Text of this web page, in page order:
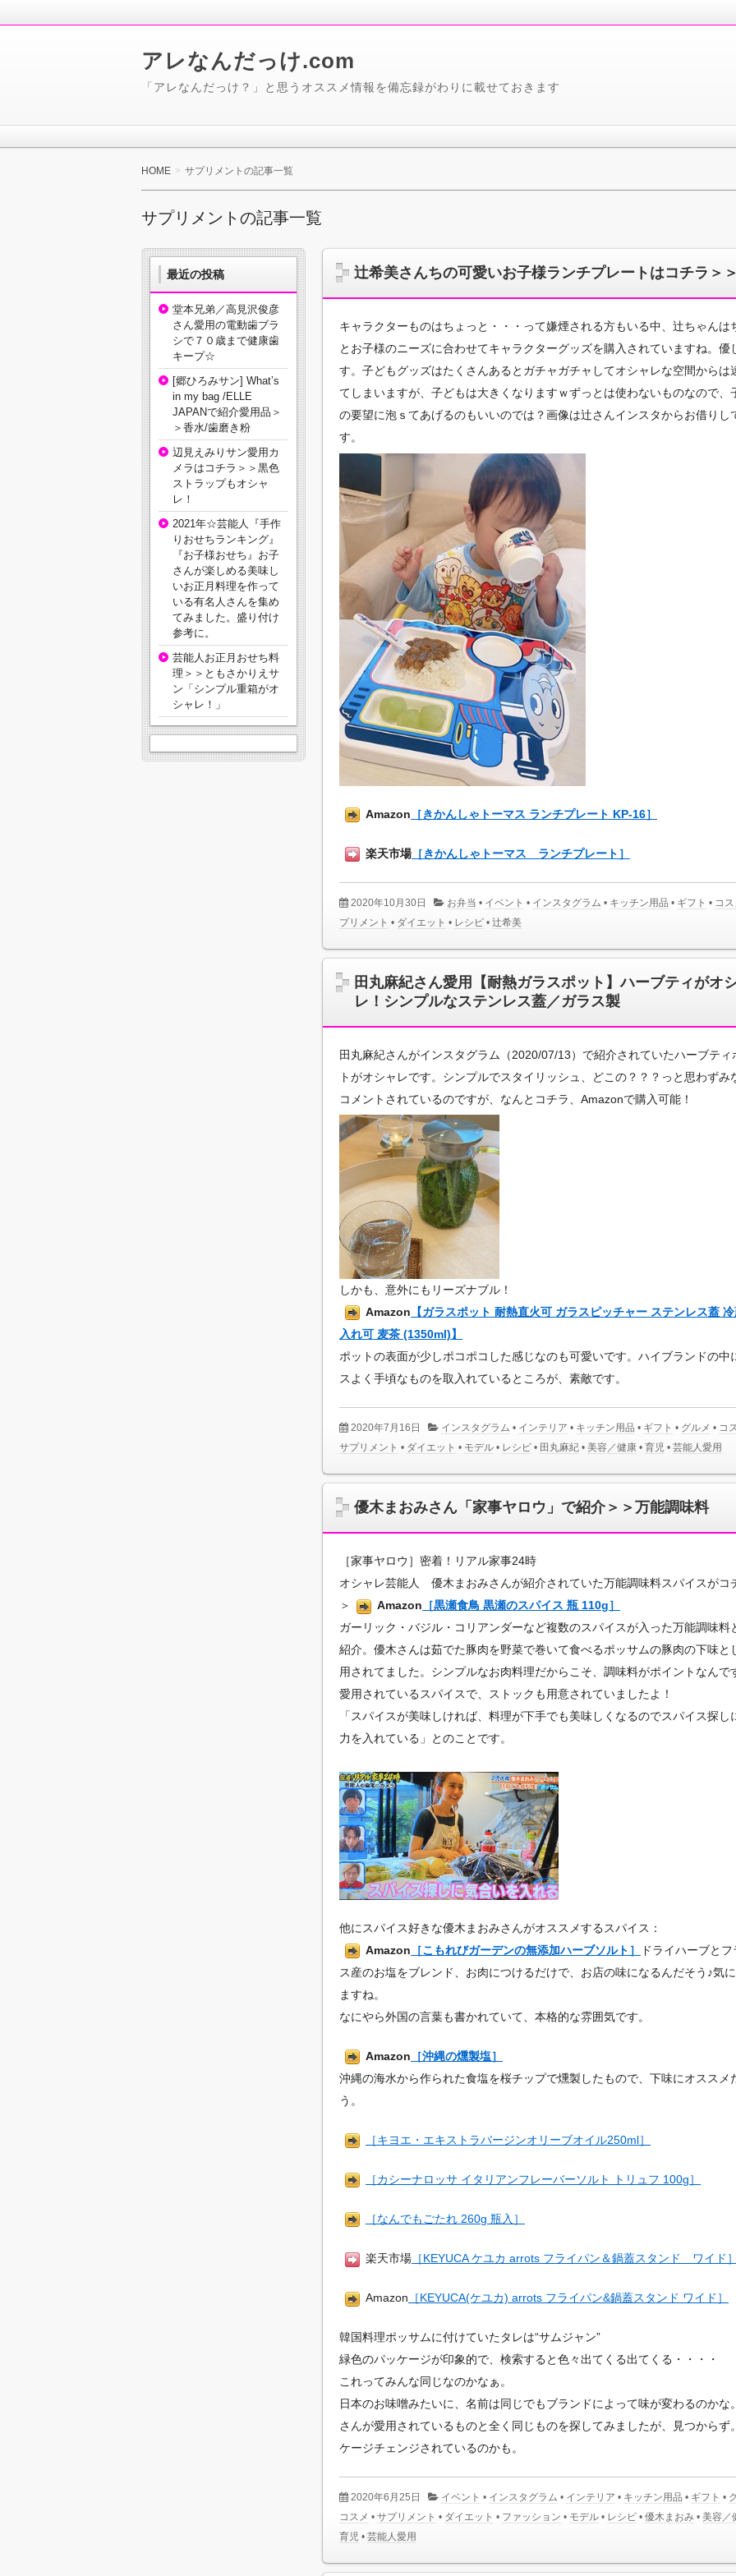
アレなんだっけ.com
「アレなんだっけ？」と思うオススメ情報を備忘録がわりに載せておきます
HOME サプリメントの記事一覧
サプリメントの記事一覧
辻希美さんちの可愛いお子様ランチプレートはコチラ＞＞
キャラクターものはちょっと・・・って嫌煙される方もいる中、辻ちゃんは
とお子様のニーズに合わせてキャラクターグッズを購入されていますね。優
す。子どもグッズはたくさんあるとガチャガチャしてオシャレな空間からは
てしまいますが、子どもは大きくなりますｗずっとは使わないものなので、
の要望に泡ｓてあげるのもいいのでは？画像は辻さんインスタからお借りし
す。
Amazon ［きかんしゃトーマス ランチプレート KP-16］
楽天市場［きかんしゃトーマス ランチプレート］
2020年10月30日 お弁当 • イベント • インスタグラム • キッチン用品 • ギフト • コス
プリメント • ダイエット • レシピ • 辻希美
田丸麻紀さん愛用【耐熱ガラスポット】ハーブティがオ
レ！シンプルなステンレス蓋／ガラス製
田丸麻紀さんがインスタグラム（2020/07/13）で紹介されていたハーブティ
トがオシャレです。シンプルでスタイリッシュ、どこの？？？っと思わずみ
コメントされているのですが、なんとコチラ、Amazonで購入可能！
しかも、意外にもリーズナブル！
Amazon 【ガラスポット 耐熱直火可 ガラスピッチャー ステンレス蓋
入れ可 麦茶 (1350ml)】
ポットの表面が少しポコポコした感じなのも可愛いです。ハイブランドの中
スよく手頃なものを取入れているところが、素敵です。
2020年7月16日 インスタグラム • インテリア • キッチン用品 • ギフト • グルメ • コ
サプリメント • ダイエット • モデル • レシピ • 田丸麻紀 • 美容／健康 • 育児 • 芸能人愛用
優木まおみさん「家事ヤロウ」で紹介＞＞万能調味料
［家事ヤロウ］密着！リアル家事24時
オシャレ芸能人 優木まおみさんが紹介されていた万能調味料スパイスがコ
＞
Amazon ［黒瀬食鳥 黒瀬のスパイス 瓶 110g］
ガーリック・バジル・コリアンダーなど複数のスパイスが入った万能調味料
紹介。優木さんは茹でた豚肉を野菜で巻いて食べるポッサムの豚肉の下味と
用されてました。シンプルなお肉料理だからこそ、調味料がポイントなんで
愛用されているスパイスで、ストックも用意されていましたよ！
「スパイスが美味しければ、料理が下手でも美味しくなるのでスパイス探し
力を入れている」とのことです。
他にスパイス好きな優木まおみさんがオススメするスパイス：
Amazon ［こもれびガーデンの無添加ハーブソルト］
ドライハーブとフ
ス産のお塩をブレンド、お肉につけるだけで、お店の味になるんだそう♪気
ますね。
なにやら外国の言葉も書かれていて、本格的な雰囲気です。
Amazon ［沖縄の燻製塩］
沖縄の海水から作られた食塩を桜チップで燻製したもので、下味にオススメ
う。
［キヨエ・エキストラバージンオリーブオイル250ml］
［カシーナロッサ イタリアンフレーバーソルト トリュフ 100g］
［なんでもごたれ 260g 瓶入］
楽天市場 ［KEYUCA ケユカ arrots フライパン＆鍋蓋スタンド ワイド］
Amazon ［KEYUCA(ケユカ) arrots フライパン&鍋蓋スタンド ワイド］
韓国料理ポッサムに付けていたタレは“サムジャン”
緑色のパッケージが印象的で、検索すると色々出てくる出てくる・・・・
これってみんな同じなのかなぁ。
日本のお味噌みたいに、名前は同じでもブランドによって味が変わるのかな
さんが愛用されているものと全く同じものを探してみましたが、見つからず
ケージチェンジされているのかも。
2020年6月25日 イベント • インスタグラム • インテリア • キッチン用品 • ギフト •
コスメ • サプリメント • ダイエット • ファッション • モデル • レシピ • 優木まおみ • 美容／
育児 • 芸能人愛用
最近の投稿
堂本兄弟／高見沢俊彦
さん愛用の電動歯ブラ
シで７０歳まで健康歯
キープ☆
[郷ひろみサン] What’s
in my bag /ELLE
JAPANで紹介愛用品＞
＞香水/歯磨き粉
辺見えみりサン愛用カ
メラはコチラ＞＞黒色
ストラップもオシャ
レ！
2021年☆芸能人『手作
りおせちランキング』
『お子様おせち』お子
さんが楽しめる美味し
いお正月料理を作って
いる有名人さんを集め
てみました。盛り付け
参考に。
芸能人お正月おせち料
理＞＞ともさかりえサ
ン「シンプル重箱がオ
シャレ！」